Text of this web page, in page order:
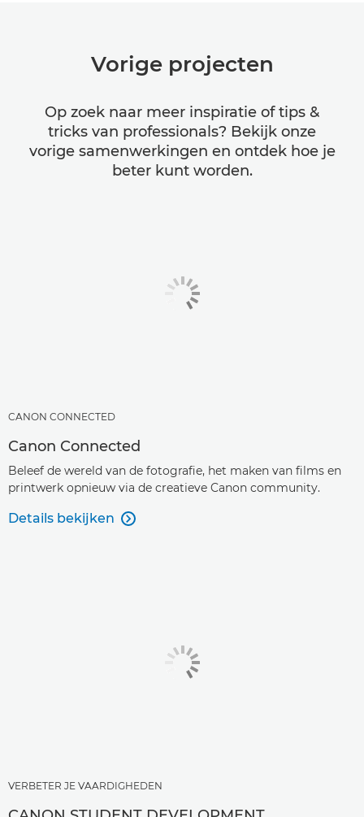
Vorige projecten
Op zoek naar meer inspiratie of tips &
tricks van professionals? Bekijk onze
vorige samenwerkingen en ontdek hoe je
beter kunt worden.
CANON CONNECTED
Canon Connected
Beleef de wereld van de fotografie, het maken van films en
printwerk opnieuw via de creatieve Canon community.
Details bekijken 
VERBETER JE VAARDIGHEDEN